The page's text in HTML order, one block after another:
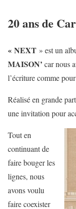
20 ans de
« NEXT » est un
MAISON’ car nous
l’écriture comme
Réalisé en grande
une invitation pour
Tout en
continuant de
faire bouger les
lignes, nous
avons voulu
faire coexister